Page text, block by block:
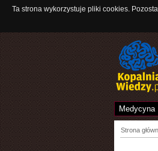
Ta strona wykorzystuje pliki cookies.
Medycyna
Strona